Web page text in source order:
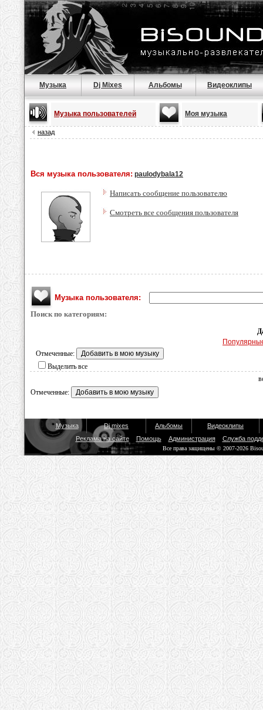
Музыка Dj Mixes Альбомы Видеоклипы
Музыка пользователей Моя музыка
назад
Вся музыка пользователя: paulodybala12
Написать сообщение пользователю
Смотреть все сообщения пользователя
Музыка пользователя:
Поиск по категориям:
Отмеченные:
Выделить все
Отмеченные:
Музыка Dj mixes Альбомы
Видеоклипы
Реклама на сайте
Помощь Администрация Служба
Все права защищены © 2007-2026